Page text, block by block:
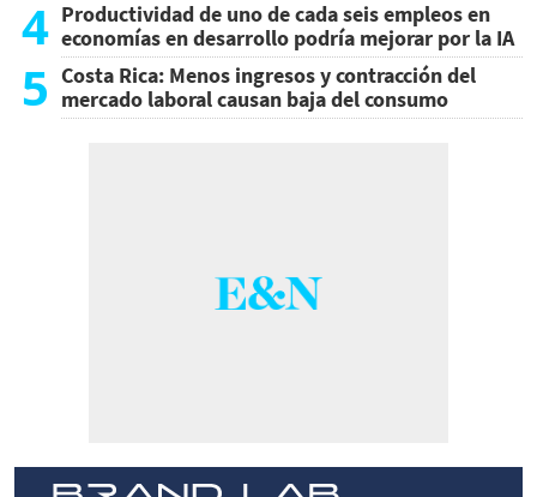
4 Productividad de uno de cada seis empleos en
economías en desarrollo podría mejorar por la IA
5 Costa Rica: Menos ingresos y contracción del
mercado laboral causan baja del consumo